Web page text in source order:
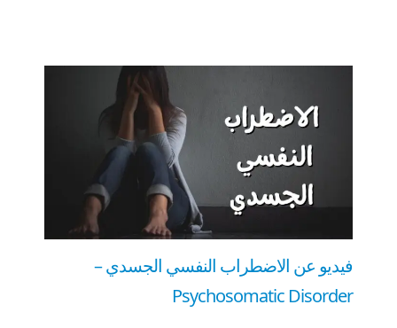
فيديو عن الاضطراب النفسي الجسدي –
Psychosomatic Disorder